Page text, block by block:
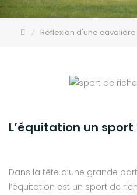
Réflexion d'une cavalière
L’équitation un sport
Dans la tête d’une grande
l’équitation est un sport de